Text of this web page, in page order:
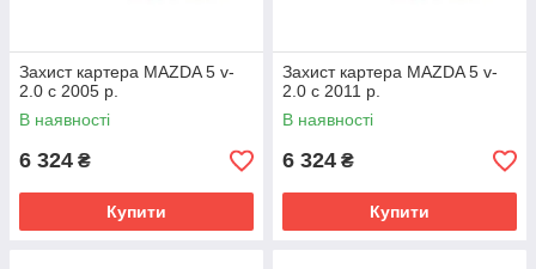
Захист картера MAZDA 5 v-
2.0 c 2005 р.
В наявності
6 324 ₴
Купити
Захист картера MAZDA 5 v-
2.0 c 2011 р.
В наявності
6 324 ₴
Купити